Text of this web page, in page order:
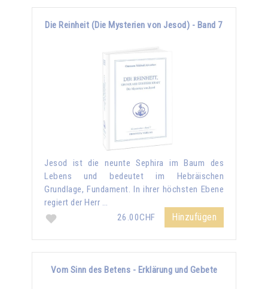
Die Reinheit (Die Mysterien von Jesod) - Band 7
Jesod ist die neunte Sephira im Baum des
Lebens und bedeutet im Hebräischen
Grundlage, Fundament. In ihrer höchsten Ebene
regiert der Herr …
26.00CHF
Hinzufügen
Vom Sinn des Betens - Erklärung und Gebete